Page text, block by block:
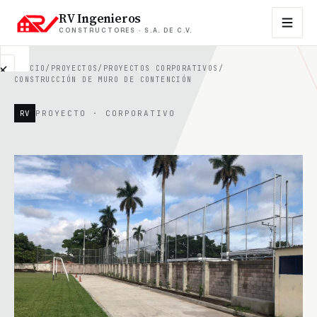
RV Ingenieros
CONSTRUCTORES · S.A. DE C.V.
Propiedades
en
venta
FAQs
Blog
Contacto
INICIO / PROYECTOS / PROYECTOS CORPORATIVOS /
CONSTRUCCIÓN DE MURO DE CONTENCIÓN
RV PROYECTO · CORPORATIVO